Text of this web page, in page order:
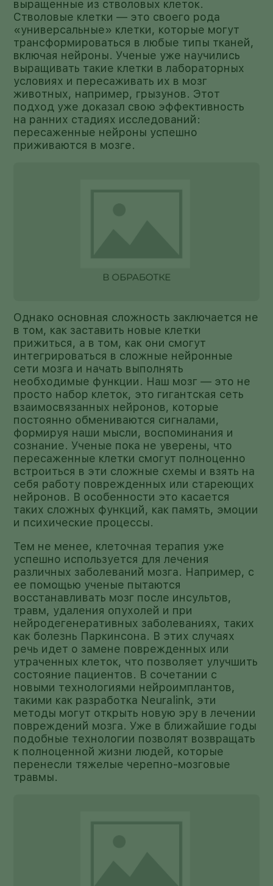
выращенные из стволовых клеток.
Стволовые клетки — это своего рода
«универсальные» клетки, которые могут
трансформироваться в любые типы тканей,
включая нейроны. Ученые уже научились
выращивать такие клетки в лабораторных
условиях и пересаживать их в мозг
животных, например, грызунов. Этот
подход уже доказал свою эффективность
на ранних стадиях исследований:
пересаженные нейроны успешно
приживаются в мозге.
Однако основная сложность заключается не
в том, как заставить новые клетки
прижиться, а в том, как они смогут
интегрироваться в сложные нейронные
сети мозга и начать выполнять
необходимые функции. Наш мозг — это не
просто набор клеток, это гигантская сеть
взаимосвязанных нейронов, которые
постоянно обмениваются сигналами,
формируя наши мысли, воспоминания и
сознание. Ученые пока не уверены, что
пересаженные клетки смогут полноценно
встроиться в эти сложные схемы и взять на
себя работу поврежденных или стареющих
нейронов. В особенности это касается
таких сложных функций, как память, эмоции
и психические процессы.
Тем не менее, клеточная терапия уже
успешно используется для лечения
различных заболеваний мозга. Например, с
ее помощью ученые пытаются
восстанавливать мозг после инсультов,
травм, удаления опухолей и при
нейродегенеративных заболеваниях, таких
как болезнь Паркинсона. В этих случаях
речь идет о замене поврежденных или
утраченных клеток, что позволяет улучшить
состояние пациентов. В сочетании с
новыми технологиями нейроимплантов,
такими как разработка Neuralink, эти
методы могут открыть новую эру в лечении
повреждений мозга. Уже в ближайшие годы
подобные технологии позволят возвращать
к полноценной жизни людей, которые
перенесли тяжелые черепно-мозговые
травмы.